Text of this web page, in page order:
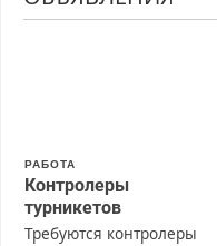
РАБОТА
Контролеры
турникетов
Требуются контролеры